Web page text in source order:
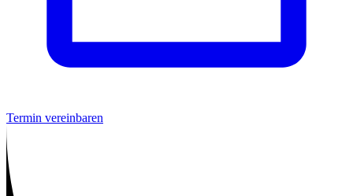
Termin vereinbaren